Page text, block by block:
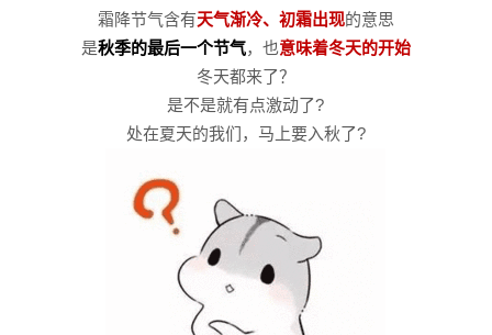
霜降节气含有天气渐冷、初霜出现的意思
是秋季的最后一个节气，也意味着冬天的开始
冬天都来了？
是不是就有点激动了?
处在夏天的我们，马上要入秋了?